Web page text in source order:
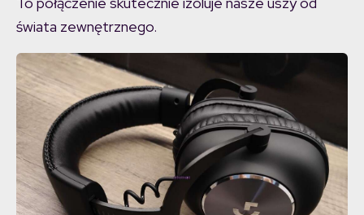
świata zewnętrznego.